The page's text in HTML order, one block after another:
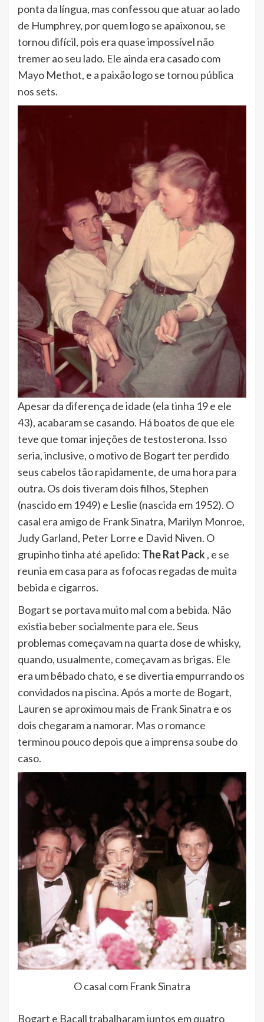
ponta da língua, mas confessou que atuar ao lado
de Humphrey, por quem logo se apaixonou, se
tornou difícil, pois era quase impossível não
tremer ao seu lado. Ele ainda era casado com
Mayo Methot, e a paixão logo se tornou pública
nos sets.
Apesar da diferença de idade (ela tinha 19 e ele
43), acabaram se casando. Há boatos de que ele
teve que tomar injeções de testosterona. Isso
seria, inclusive, o motivo de Bogart ter perdido
seus cabelos tão rapidamente, de uma hora para
outra. Os dois tiveram dois filhos, Stephen
(nascido em 1949) e Leslie (nascida em 1952). O
casal era amigo de Frank Sinatra, Marilyn Monroe,
Judy Garland, Peter Lorre e David Niven. O
grupinho tinha até apelido: The Rat Pack, e se
reunia em casa para as fofocas regadas de muita
bebida e cigarros.
Bogart se portava muito mal com a bebida. Não
existia beber socialmente para ele. Seus
problemas começavam na quarta dose de whisky,
quando, usualmente, começavam as brigas. Ele
era um bêbado chato, e se divertia empurrando os
convidados na piscina. Após a morte de Bogart,
Lauren se aproximou mais de Frank Sinatra e os
dois chegaram a namorar. Mas o romance
terminou pouco depois que a imprensa soube do
caso.
O casal com Frank Sinatra
Bogart e Bacall trabalharam juntos em quatro